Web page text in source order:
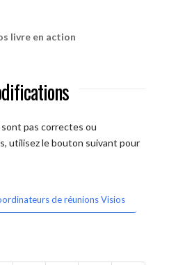
livre en action
pas correctes ou
utilisez le bouton suivant pour
de réunions Visios